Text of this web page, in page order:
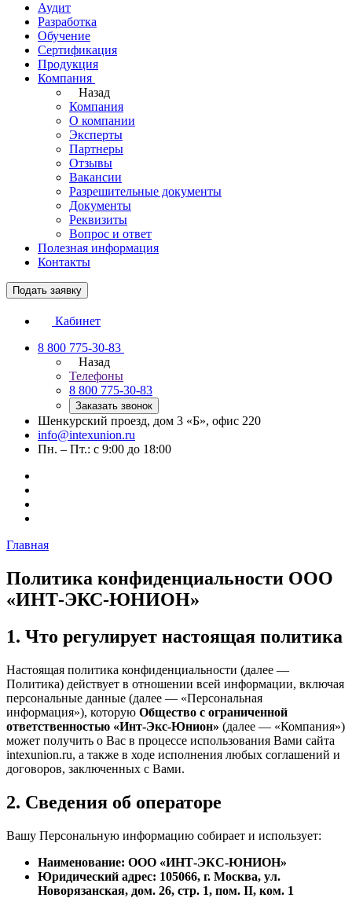
Аудит
Разработка
Обучение
Сертификация
Продукция
Компания
Назад
Компания
О компании
Эксперты
Партнеры
Отзывы
Вакансии
Разрешительные документы
Документы
Реквизиты
Вопрос и ответ
Полезная информация
Контакты
Подать заявку
Кабинет
8 800 775-30-83
Назад
Телефоны
8 800 775-30-83
Заказать звонок
Шенкурский проезд, дом 3 «Б», офис 220
info@intexunion.ru
Пн. – Пт.: с 9:00 до 18:00
Главная
Политика конфиденциальности ООО
«ИНТ-ЭКС-ЮНИОН»
1. Что регулирует настоящая политика
Настоящая политика конфиденциальности (далее —
Политика) действует в отношении всей информации, включая
персональные данные (далее — «Персональная
информация»), которую Общество с ограниченной
ответственностью «Инт-Экс-Юнион» (далее — «Компания»)
может получить о Вас в процессе использования Вами сайта
intexunion.ru, а также в ходе исполнения любых соглашений и
договоров, заключенных с Вами.
2. Сведения об операторе
Вашу Персональную информацию собирает и использует:
Наименование: ООО «ИНТ-ЭКС-ЮНИОН»
Юридический адрес: 105066, г. Москва, ул.
Новорязанская, дом. 26, стр. 1, пом. II, ком. 1